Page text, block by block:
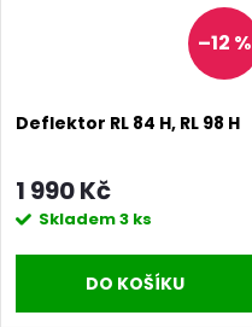
–12 %
Deflektor RL 84 H, RL 98 H
1 990 Kč
Skladem3 ks
DO KOŠÍKU